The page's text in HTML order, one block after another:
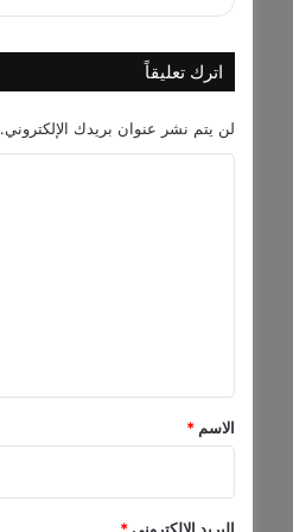
اترك تعليقاً
لن يتم نشر عنوان بريدك الإلكتروني.
*
الاسم *